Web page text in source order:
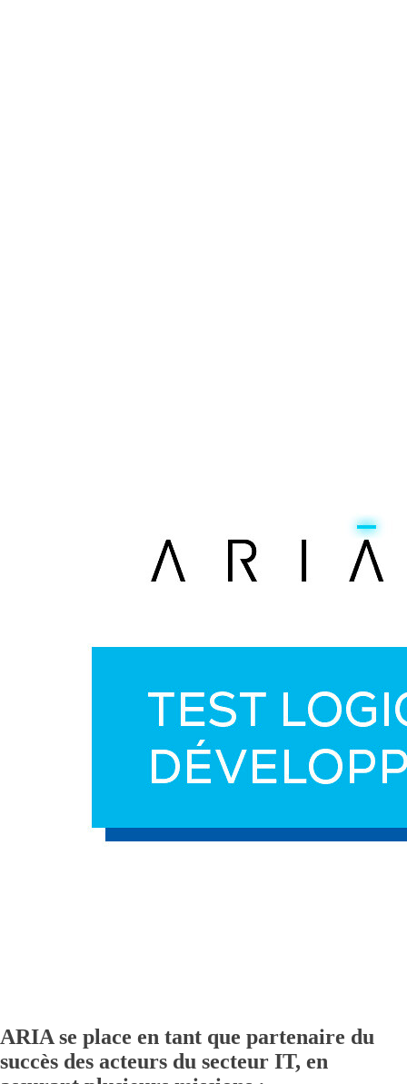
ARIA se place en tant que partenaire du
succès des acteurs du secteur IT, en